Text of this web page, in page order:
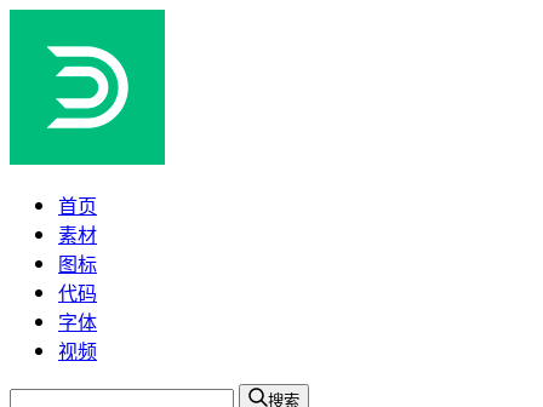
首页
素材
图标
代码
字体
视频
搜索